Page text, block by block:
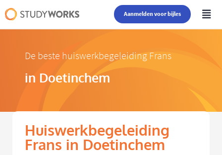
Aanmelden voor bijles
De beste huiswerkbegeleiding Frans
in Doetinchem
Huiswerkbegeleiding
Frans in Doetinchem